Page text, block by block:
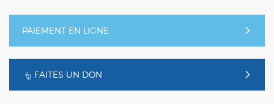
PAIEMENT EN LIGNE
FAITES UN DON